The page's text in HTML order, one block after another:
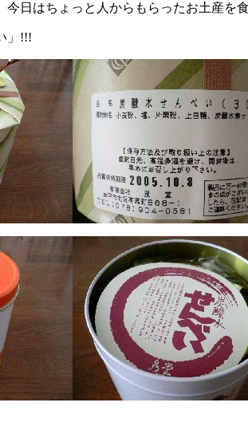
日はちょっと人からもらったお土産を
」!!!